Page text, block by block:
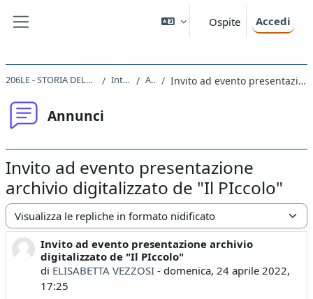
Ospite Accedi
206LE - STORIA DELLE DONNE E DI GENERE 2021 Introduzione Annunci Invito ad evento presentazione archivio digitalizzato de "Il PIccolo"
Annunci
Invito ad evento presentazione
archivio digitalizzato de "Il PIccolo"
Modalità visualizzazione
Invito ad evento presentazione archivio
digitalizzato de "Il PIccolo"
di ELISABETTA VEZZOSI- domenica, 24 aprile 2022,
17:25
Numero di risposte: 0